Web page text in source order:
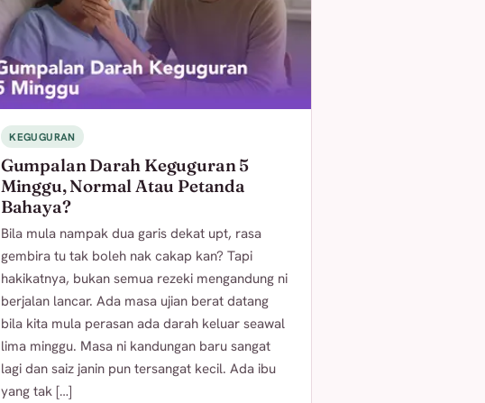
KEGUGURAN
Gumpalan Darah Keguguran 5
Minggu, Normal Atau Petanda
Bahaya?
Bila mula nampak dua garis dekat upt, rasa
gembira tu tak boleh nak cakap kan? Tapi
hakikatnya, bukan semua rezeki mengandung ni
berjalan lancar. Ada masa ujian berat datang
bila kita mula perasan ada darah keluar seawal
lima minggu. Masa ni kandungan baru sangat
lagi dan saiz janin pun tersangat kecil. Ada ibu
yang tak […]